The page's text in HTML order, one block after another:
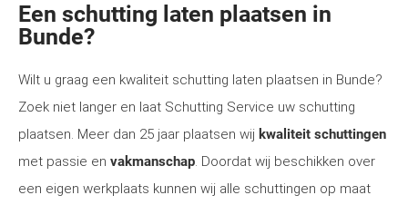
Een schutting laten plaatsen in
Bunde?
Wilt u graag een kwaliteit schutting laten plaatsen in Bunde?
Zoek niet langer en laat Schutting Service uw schutting
plaatsen. Meer dan 25 jaar plaatsen wij kwaliteit schuttingen
met passie en vakmanschap. Doordat wij beschikken over
een eigen werkplaats kunnen wij alle schuttingen op maat